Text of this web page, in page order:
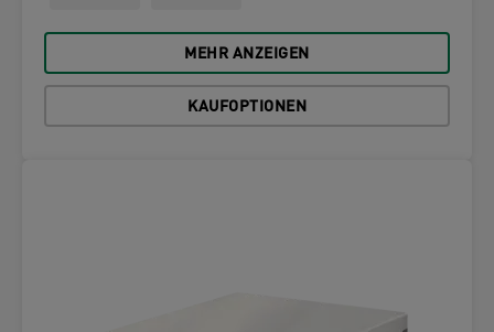
MEHR ANZEIGEN
KAUFOPTIONEN